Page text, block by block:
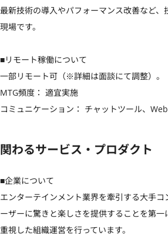
最新技術の導入やパフォーマンス改善など、
現場です。
■リモート稼働について
一部リモート可（※詳細は面談にて調整）。
MTG頻度： 適宜実施
コミュニケーション： チャットツール、
関わるサービス・プロダクト
■企業について
エンターテインメント業界を牽引する大手
ーザーに驚きと楽しさを提供することを第一
重視した組織運営を行っています。